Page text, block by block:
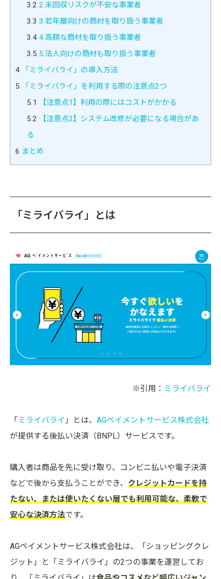
3.2 2.未回収リスクが不安な事業者
3.3 3.若年層向けの商材を取り扱う事業者
3.44.高額な商材を取り扱う事業者
3.5 5.法人向けの商材も取り扱う事業者
4 「ミライバライ」の導入方法
5 「ミライバライ」を利用する際の注意点2つ
5.1
【注意点1】利用の際にはコストがかかる
5.2 【注意点2】システム改修が必要になる場合があ
る
6 まとめ
「ミライバライ」とは
※引用： ミライバライ
「ミライバライ 」とは、 AGペイメントサービス株式会社
が提供する後払い決済（BNPL）サービスです。
購入者は商品を先に受け取り、コンビニ払いや電子決済
などで後から支払うことができ、 クレジットカードを持
たない、または使いたくない層でも利用可能な、柔軟で
安心な決済方法です。
AGペイメントサービス株式会社は、「ショッピングクレ
ジット」と「ミライバライ」の2つの事業を運営してお